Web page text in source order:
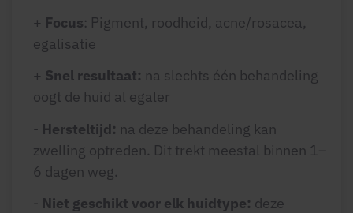
+ Focus: Pigment, roodheid, acne/rosacea,
egalisatie
+ Snel resultaat: na slechts één behandeling
oogt de huid al egaler
- Hersteltijd: na deze behandeling kan
zwelling optreden. Dit trekt meestal binnen 1–
6 dagen weg.
- Niet geschikt voor elk huidtype: deze